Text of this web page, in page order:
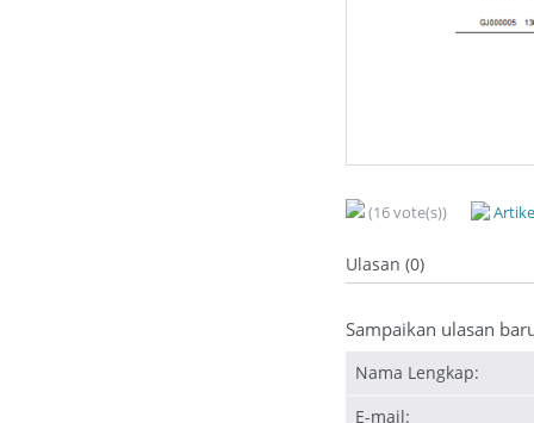
(16 vote(s))
Ulasan (0)
Sampaikan ulasan
Nama Lengkap:
E-mail: